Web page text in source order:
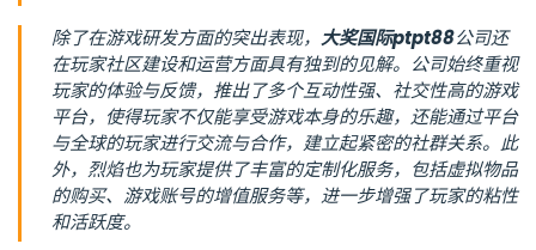
除了在游戏研发方面的突出表现， 大奖国际ptpt88公司还
在玩家社区建设和运营方面具有独到的见解。公司始终重视
玩家的体验与反馈，推出了多个互动性强、社交性高的游戏
平台，使得玩家不仅能享受游戏本身的乐趣，还能通过平台
与全球的玩家进行交流与合作，建立起紧密的社群关系。此
外，烈焰也为玩家提供了丰富的定制化服务，包括虚拟物品
的购买、游戏账号的增值服务等，进一步增强了玩家的粘性
和活跃度。